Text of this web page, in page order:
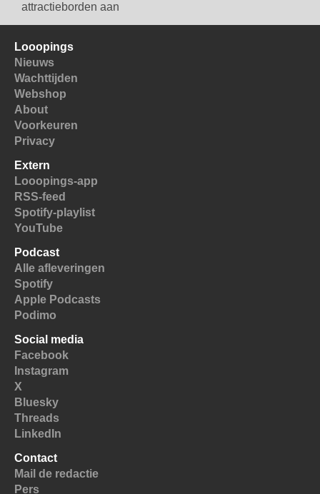
attractieborden aan
Looopings
Nieuws
Wachttijden
Webshop
About
Voorkeuren
Privacy
Extern
Looopings-app
RSS-feed
Spotify-playlist
YouTube
Podcast
Alle afleveringen
Spotify
Apple Podcasts
Podimo
Social media
Facebook
Instagram
X
Bluesky
Threads
LinkedIn
Contact
Mail de redactie
Pers